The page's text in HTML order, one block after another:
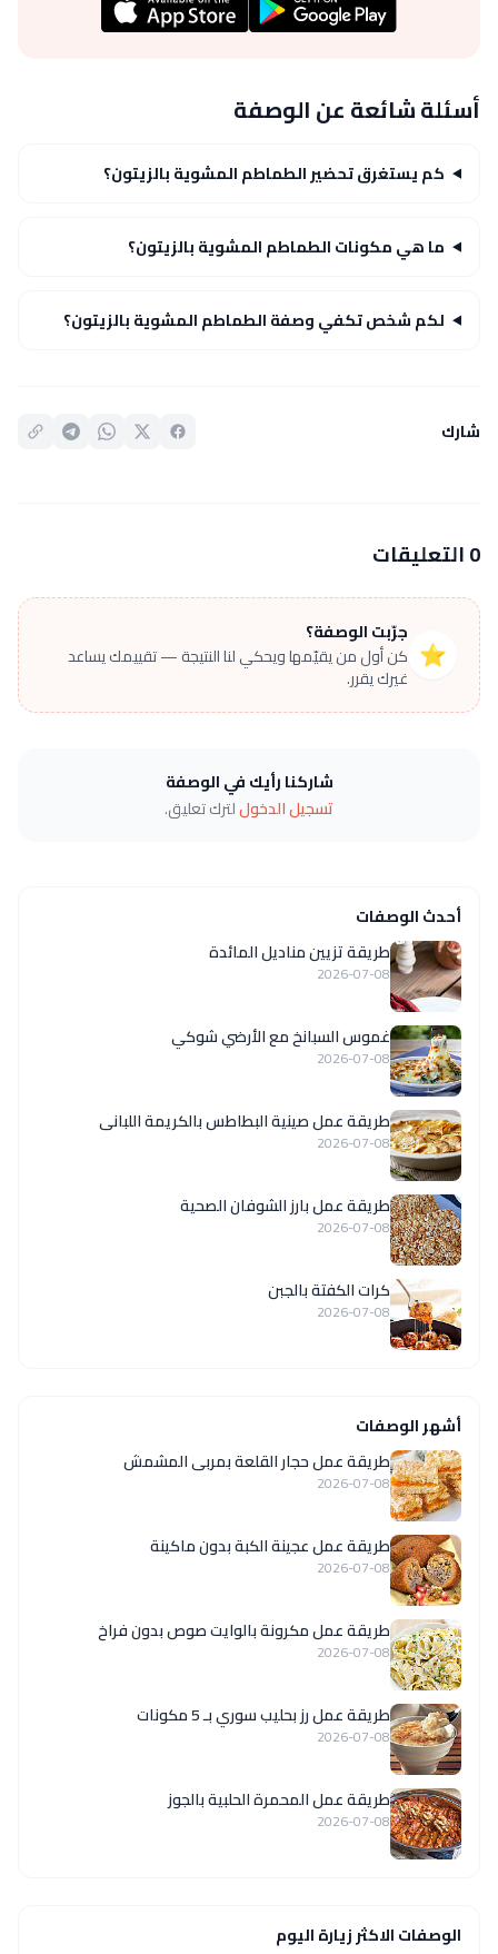
أسئلة شائعة عن الوصفة
كم يستغرق تحضير الطماطم المشوية بالزيتون؟
ما هي مكونات الطماطم المشوية بالزيتون؟
لكم شخص تكفي وصفة الطماطم المشوية بالزيتون؟
شارك
0 التعليقات
⭐
جرّبت الوصفة؟
كن أول من يقيّمها ويحكي لنا النتيجة — تقييمك يساعد
غيرك يقرر.
شاركنا رأيك في الوصفة
تسجيل الدخوللترك تعليق.
أحدث الوصفات
طريقة تزيين مناديل المائدة
2026-07-08
غموس السبانخ مع الأرضي شوكي
2026-07-08
طريقة عمل صينية البطاطس بالكريمة اللبانى
2026-07-08
طريقة عمل بارز الشوفان الصحية
2026-07-08
كرات الكفتة بالجبن
2026-07-08
أشهر الوصفات
طريقة عمل حجار القلعة بمربى المشمش
2026-07-08
طريقة عمل عجينة الكبة بدون ماكينة
2026-07-08
طريقة عمل مكرونة بالوايت صوص بدون فراخ
2026-07-08
طريقة عمل رز بحليب سوري بـ 5 مكونات
2026-07-08
طريقة عمل المحمرة الحلبية بالجوز
2026-07-08
الوصفات الاكثر زيارة اليوم